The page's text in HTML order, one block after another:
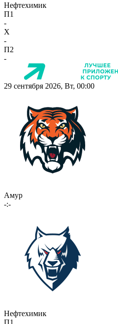
Нефтехимик
П1
-
X
-
П2
-
29 сентября 2026, Вт, 00:00
Амур
-:-
Нефтехимик
П1